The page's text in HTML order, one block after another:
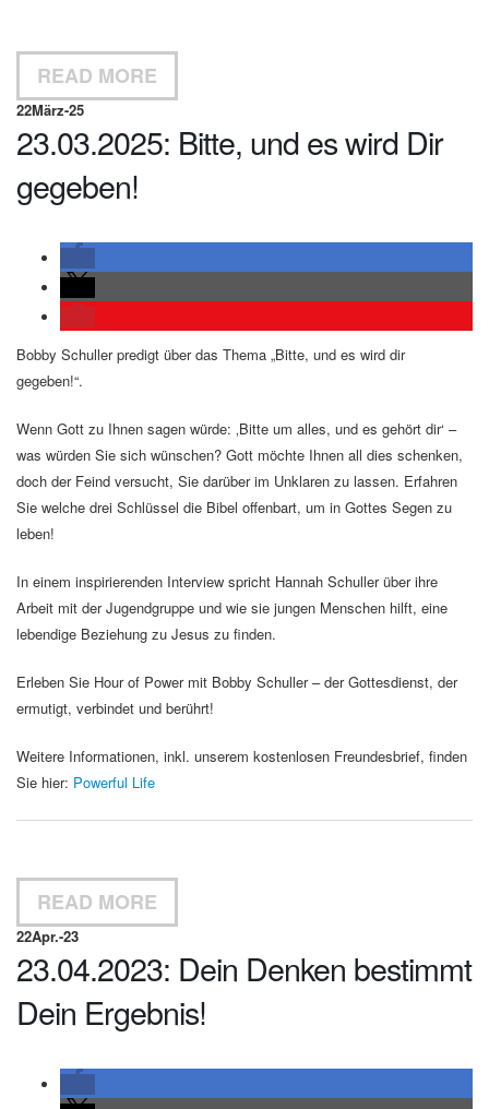
READ MORE
22März-25
23.03.2025: Bitte, und es wird Dir
gegeben!
Bobby Schuller predigt über das Thema „Bitte, und es wird dir
gegeben!“.
Wenn Gott zu Ihnen sagen würde: ‚Bitte um alles, und es gehört dir‘ –
was würden Sie sich wünschen? Gott möchte Ihnen all dies schenken,
doch der Feind versucht, Sie darüber im Unklaren zu lassen. Erfahren
Sie welche drei Schlüssel die Bibel offenbart, um in Gottes Segen zu
leben!
In einem inspirierenden Interview spricht Hannah Schuller über ihre
Arbeit mit der Jugendgruppe und wie sie jungen Menschen hilft, eine
lebendige Beziehung zu Jesus zu finden.
Erleben Sie Hour of Power mit Bobby Schuller – der Gottesdienst, der
ermutigt, verbindet und berührt!
Weitere Informationen, inkl. unserem kostenlosen Freundesbrief, finden
Sie hier: Powerful Life
READ MORE
22Apr.-23
23.04.2023: Dein Denken bestimmt
Dein Ergebnis!